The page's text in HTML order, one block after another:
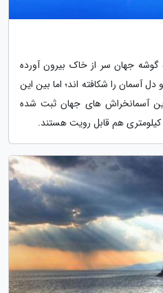
جهان سر از خاک بیرون آورده
آسمان را شکافته اند؛ اما بین این
آسمانخراش های جهان ثبت شده
هم قابل رویت هستند.